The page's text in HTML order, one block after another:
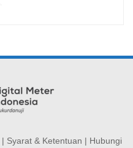
| Syarat & Ketentuan | Hubungi